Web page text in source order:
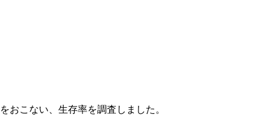
おこない、生存率を調査しました。